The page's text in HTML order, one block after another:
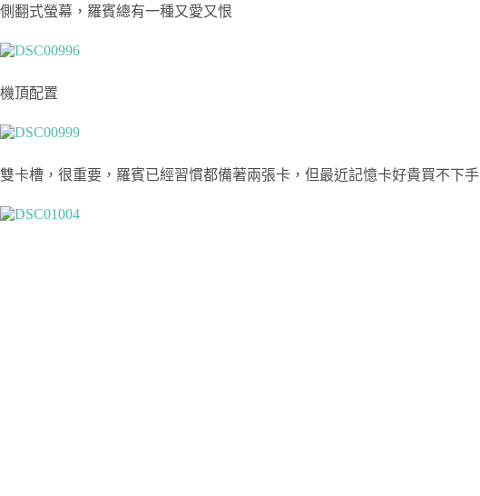
側翻式螢幕，羅賓總有一種又愛又恨
機頂配置
雙卡槽，很重要，羅賓已經習慣都備著兩張卡，但最近記憶卡好貴買不下手